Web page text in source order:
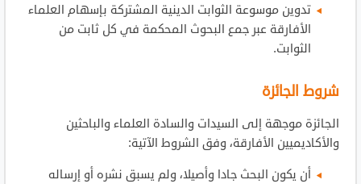
تدوين موسوعة الثوابت الدينية المشتركة بإسهام العلماء
الأفارقة عبر جمع البحوث المحكمة في كل ثابت من
الثوابت.
شروط الجائزة
الجائزة موجهة إلى السيدات والسادة العلماء والباحثين
والأكاديميين الأفارقة، وفق الشروط الآتية:
أن يكون البحث جادا وأصيلا، ولم يسبق نشره أو إرساله